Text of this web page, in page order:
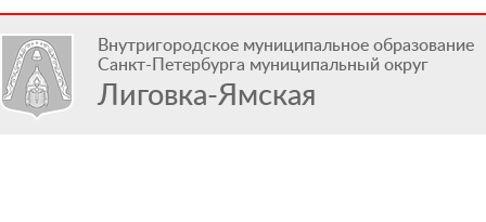
Внутригородское муниципальное образование
Санкт-Петербурга муниципальный округ
Лиговка-Ямская